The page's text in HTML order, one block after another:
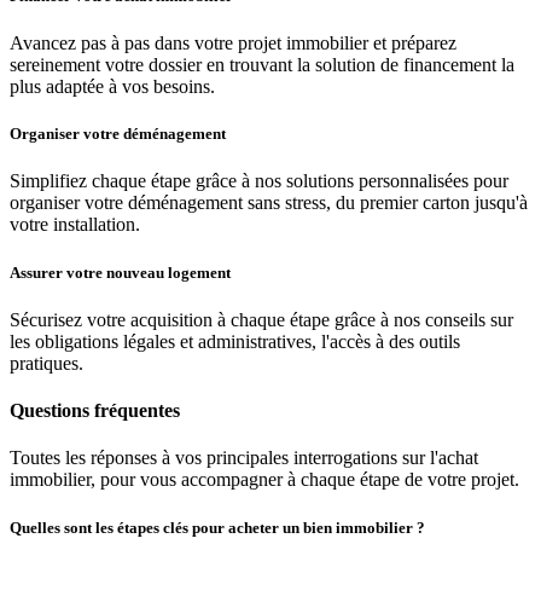
Avancez pas à pas dans votre projet immobilier et préparez
sereinement votre dossier en trouvant la solution de financement la
plus adaptée à vos besoins.
Organiser votre déménagement
Simplifiez chaque étape grâce à nos solutions personnalisées pour
organiser votre déménagement sans stress, du premier carton jusqu'à
votre installation.
Assurer votre nouveau logement
Sécurisez votre acquisition à chaque étape grâce à nos conseils sur
les obligations légales et administratives, l'accès à des outils
pratiques.
Questions fréquentes
Toutes les réponses à vos principales interrogations sur l'achat
immobilier, pour vous accompagner à chaque étape de votre projet.
Quelles sont les étapes clés pour acheter un bien immobilier ?